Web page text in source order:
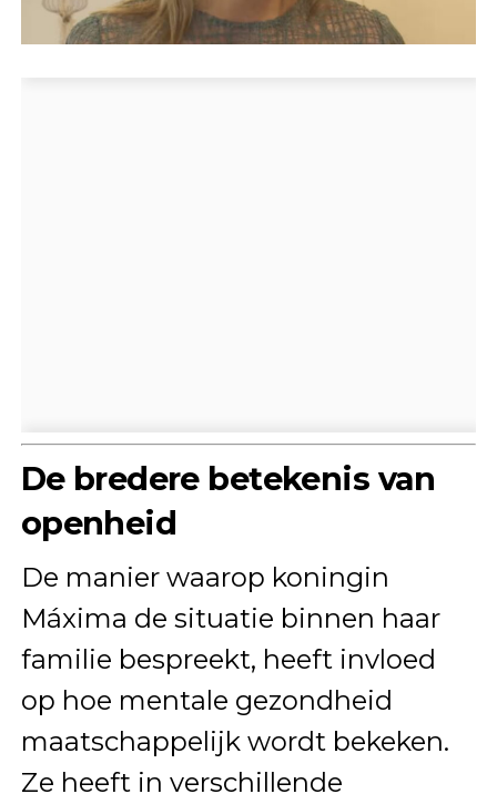
De bredere betekenis van
openheid
De manier waarop koningin
Máxima de situatie binnen haar
familie bespreekt, heeft invloed
op hoe mentale gezondheid
maatschappelijk wordt bekeken.
Ze heeft in verschillende